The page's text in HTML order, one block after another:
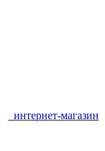
интернет-магазин